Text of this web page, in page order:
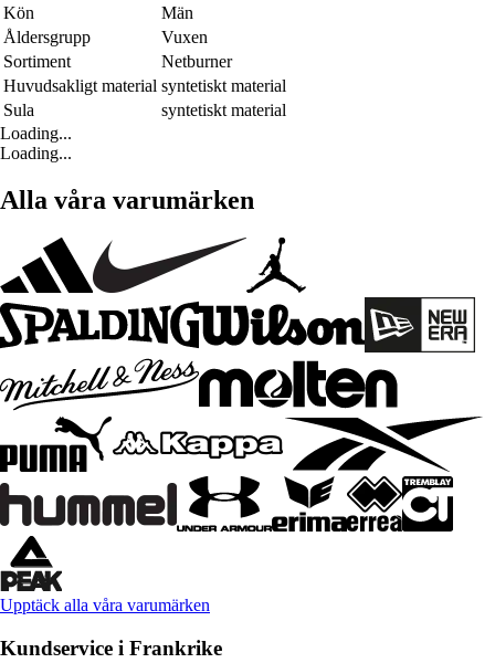
Kön
Män
Åldersgrupp
Vuxen
Sortiment
Netburner
Huvudsakligt material syntetiskt material
Sula
syntetiskt material
Loading...
Loading...
Alla våra varumärken
Upptäck alla våra varumärken
Kundservice i Frankrike